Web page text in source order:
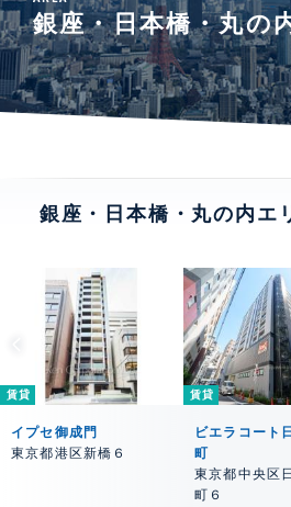
銀座・日本橋・丸の
銀座・日本橋・丸の内エ
賃貸
イプセ御成門
東京都港区新橋６
賃貸
ビエラコート
町
東京都中央区
町６